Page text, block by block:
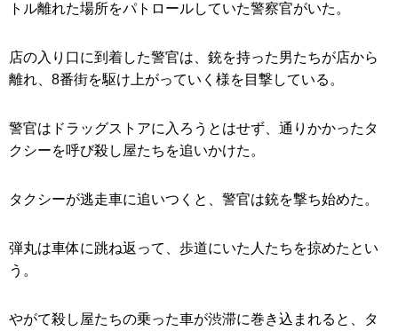
トル離れた場所をパトロールしていた警察官がいた。
店の入り口に到着した警官は、銃を持った男たちが店から
離れ、8番街を駆け上がっていく様を目撃している。
警官はドラッグストアに入ろうとはせず、通りかかったタ
クシーを呼び殺し屋たちを追いかけた。
タクシーが逃走車に追いつくと、警官は銃を撃ち始めた。
弾丸は車体に跳ね返って、歩道にいた人たちを掠めたとい
う。
やがて殺し屋たちの乗った車が渋滞に巻き込まれると、タ